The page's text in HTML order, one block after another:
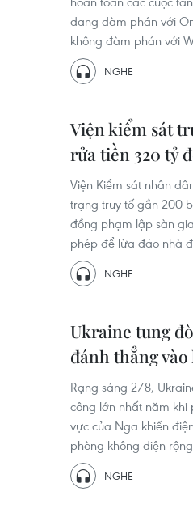
đang đàm phán với
không đàm phán với
NGHE
Viện kiểm sát
rửa tiền 320 tỷ
Viện Kiểm sát nhân
trạng truy tố gần 200
đồng phạm lập sàn
phép để lừa đảo nhà
NGHE
Ukraine tung
đánh thẳng
Rạng sáng 2/8,
công lớn nhất năm khi
vực của Nga khiến
phòng không diện
NGHE